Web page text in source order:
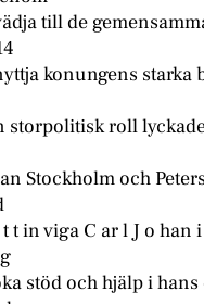
till de
konungens starka
storpolitisk roll
Stockholm och
t in viga C ar l J o han
stöd och hjälp i